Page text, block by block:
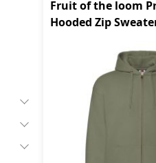
Fruit of the loom
Hooded Zip